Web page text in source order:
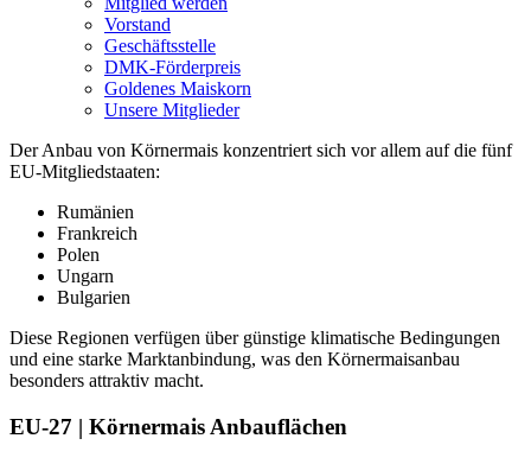
Vorstand
Geschäftsstelle
DMK-Förderpreis
Goldenes Maiskorn
Unsere Mitglieder
Der Anbau von Körnermais konzentriert sich vor allem auf die fünf
EU-Mitgliedstaaten:
Rumänien
Frankreich
Polen
Ungarn
Bulgarien
Diese Regionen verfügen über günstige klimatische Bedingungen
und eine starke Marktanbindung, was den Körnermaisanbau
besonders attraktiv macht.
EU-27 | Körnermais Anbauflächen